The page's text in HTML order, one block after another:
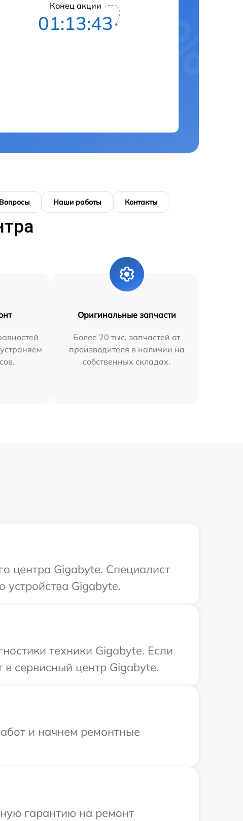
Конец акции
01:13:43
Вопросы Наши работы Контакты
Оригинальные запчасти
Более 20 тыс. запчастей от
производителя в наличии на
собственных складах.
центра Gigabyte. Специалист
устройства Gigabyte.
техники Gigabyte. Если
сервисный центр Gigabyte.
и начнем ремонтные
гарантию на ремонт